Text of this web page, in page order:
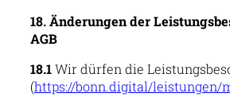
18. Änderungen der
AGB
18.1Wir dürfen die
(https://bonn.digital/leistungen/